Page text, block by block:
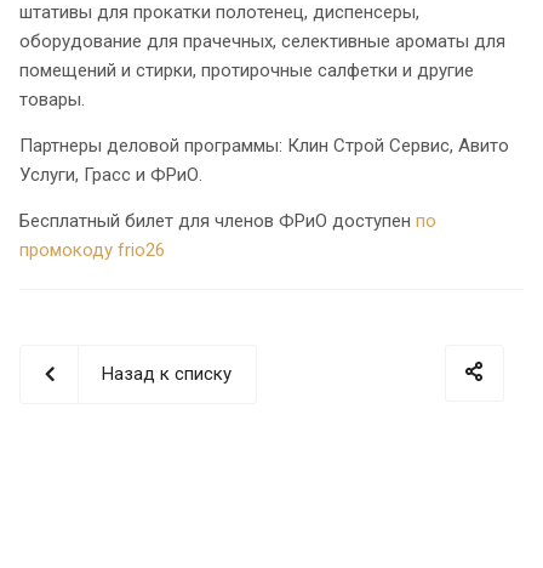
штативы для прокатки полотенец, диспенсеры,
оборудование для прачечных, селективные ароматы для
помещений и стирки, протирочные салфетки и другие
товары.
Партнеры деловой программы: Клин Строй Сервис, Авито
Услуги, Граcс и ФРиО.
Бесплатный билет для членов ФРиО доступен по
промокоду frio26
Назад к списку